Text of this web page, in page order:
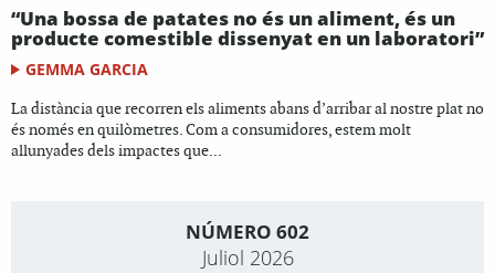
“Una bossa de patates no és un aliment, és un
producte comestible dissenyat en un laboratori”
GEMMA GARCIA
La distància que recorren els aliments abans d’arribar al nostre plat no
és només en quilòmetres. Com a consumidores, estem molt
allunyades dels impactes que...
NÚMERO 602
Juliol 2026